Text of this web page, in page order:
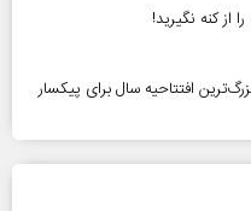
از کنه نگیرید!